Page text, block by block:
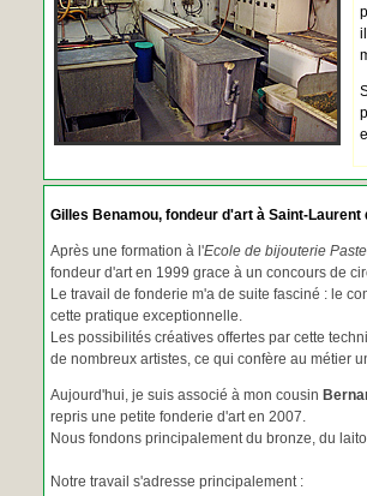
Gilles Benamou, fondeur d'art à Saint-Laurent
Après une formation à l'Ecole de bijouterie
fondeur d'art en 1999 grace à un concours de
Le travail de fonderie m'a de suite fasciné : le
cette pratique exceptionnelle.
Les possibilités créatives offertes par cette
de nombreux artistes, ce qui confère au métier
Aujourd'hui, je suis associé à mon cousin
repris une petite fonderie d'art en 2007.
Nous fondons principalement du bronze, du
Notre travail s'adresse principalement :